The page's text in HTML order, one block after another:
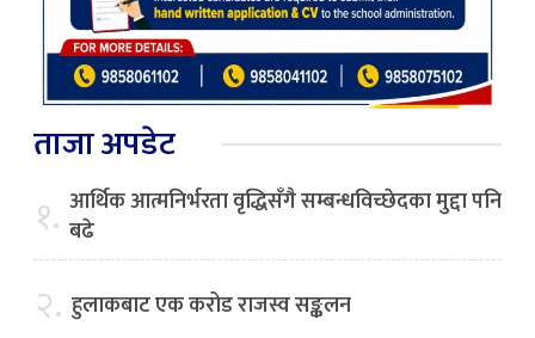
ताजा अपडेट
१. आर्थिक आत्मनिर्भरता वृद्धिसँगै सम्बन्धविच्छेदका मुद्दा पनि
बढे
२. हुलाकबाट एक करोड राजस्व सङ्कलन